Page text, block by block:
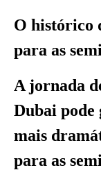
O histórico
para as
A jornada
Dubai pode
mais
para as